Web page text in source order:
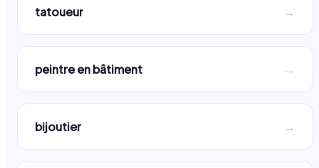
tatoueur →
peintre en bâtiment →
bijoutier →